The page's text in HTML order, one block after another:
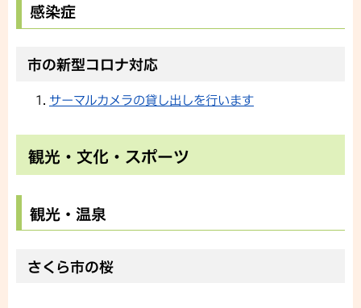
感染症
市の新型コロナ対応
サーマルカメラの貸し出しを行います
観光・文化・スポーツ
観光・温泉
さくら市の桜